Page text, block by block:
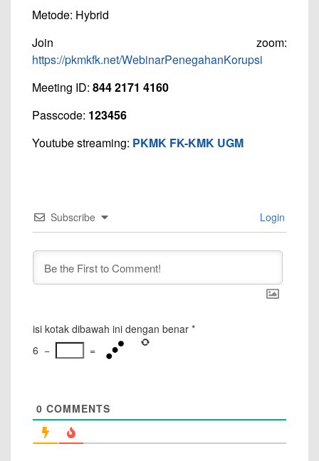
Metode: Hybrid
Join zoom:
https://pkmkfk.net/WebinarPenegahanKorupsi
Meeting ID: 844 2171 4160
Passcode: 123456
Youtube streaming: PKMK FK-KMK UGM
Subscribe Login
isi kotak dibawah ini dengan benar *
6 − =
0 COMMENTS